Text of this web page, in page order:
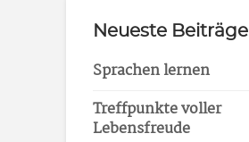
Neueste Beiträge
Sprachen lernen
Treffpunkte voller
Lebensfreude